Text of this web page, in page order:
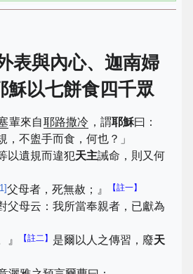
表與內心、迦南婦
穌以七餅食四千眾
輩來自耶路撒冷 ，謂耶穌曰：
，不盥手而食，何也？」
以遺規而違犯天主誡命，則又何
1]父母者，死無赦；』 【註一】
父母云：我所當奉親者，已獻為
』 【註二】 是爾以人之傳習，廢天